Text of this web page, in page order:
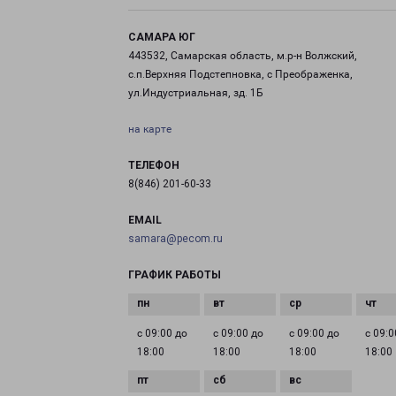
САМАРА ЮГ
443532, Самарская область, м.р-н Волжский,
с.п.Верхняя Подстепновка, с Преображенка,
ул.Индустриальная, зд. 1Б
на карте
ТЕЛЕФОН
8(846) 201-60-33
EMAIL
samara@pecom.ru
ГРАФИК РАБОТЫ
с 09:00 до
18:00
с 09:00 до
18:00
с 09:00 до
18:00
с
18:00